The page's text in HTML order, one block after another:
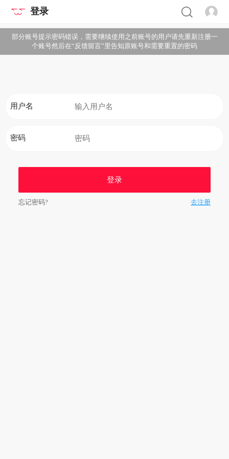
登录
部分账号提示密码错误，需要继续使用之前账号的用户请先重新注册一
个账号然后在“反馈留言”里告知原账号和需要重置的密码
用户名
密码
登录
忘记密码? 去注册